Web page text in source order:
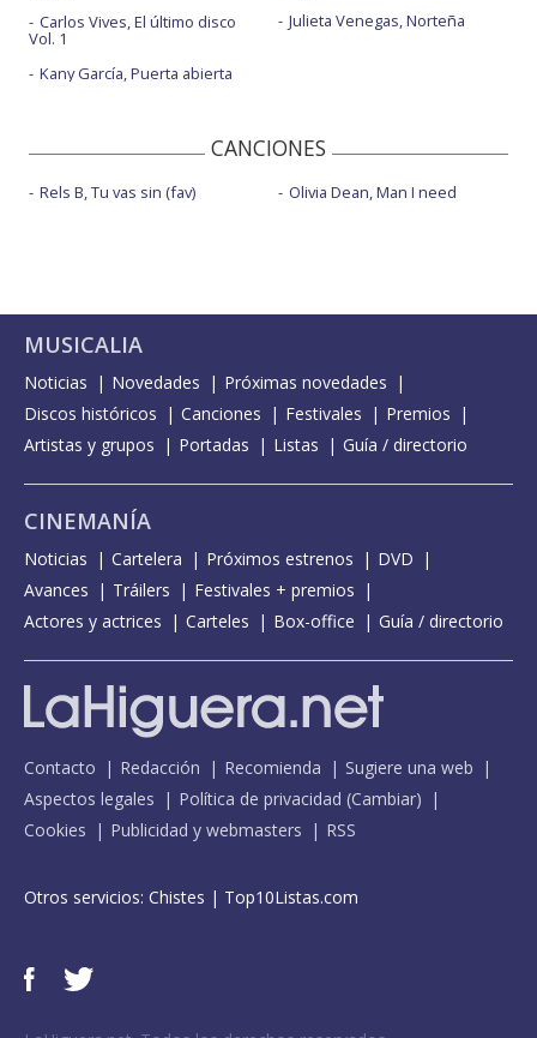
Carlos Vives, El último disco
Vol. 1
Kany García, Puerta abierta
Julieta Venegas, Norteña
CANCIONES
Rels B, Tu vas sin (fav) Olivia Dean, Man I need
MUSICALIA
Noticias Novedades
Próximas novedades
Discos históricos
Canciones Festivales
Premios
Artistas y grupos
Portadas Listas Guía / directorio
CINEMANÍA
Noticias Cartelera Próximos estrenos
DVD
Avances
Tráilers
Festivales + premios
Actores y actrices
Carteles Box-office Guía / directorio
Contacto Redacción Recomienda
Sugiere una web
Aspectos legales
Política de privacidad (Cambiar)
Cookies
Publicidad y webmasters RSS
Otros servicios: Chistes | Top10Listas.com